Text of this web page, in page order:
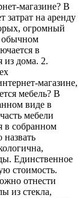
магазине? В
затрат на аренду
огромный
обычном
в
из дома. 2.
магазине,
мебель? В
виде в
мебели
в собранном
Единственное
стоимость.
отнести
из стекла,